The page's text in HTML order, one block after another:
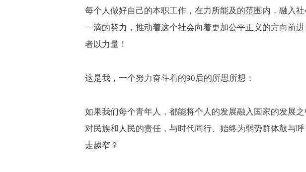
每个人做好自己的本职工作，在力所能及的范围内，融入
一滴的努力，推动着这个社会向着更加公平正义的方向前
者以力量！
这是我，一个努力奋斗着的90后的所思所想：
如果我们每个青年人，都能将个人的发展融入国家的发展
对民族和人民的责任，与时代同行、始终为弱势群体鼓与
走越窄？